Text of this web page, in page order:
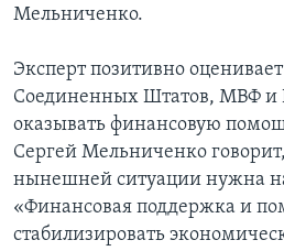
Мельниченко.
Эксперт позитивно
Соединенных Штатов, МВФ и
оказывать финансовую
Сергей Мельниченко
нынешней ситуации нужна
«Финансовая поддержка и
стабилизировать